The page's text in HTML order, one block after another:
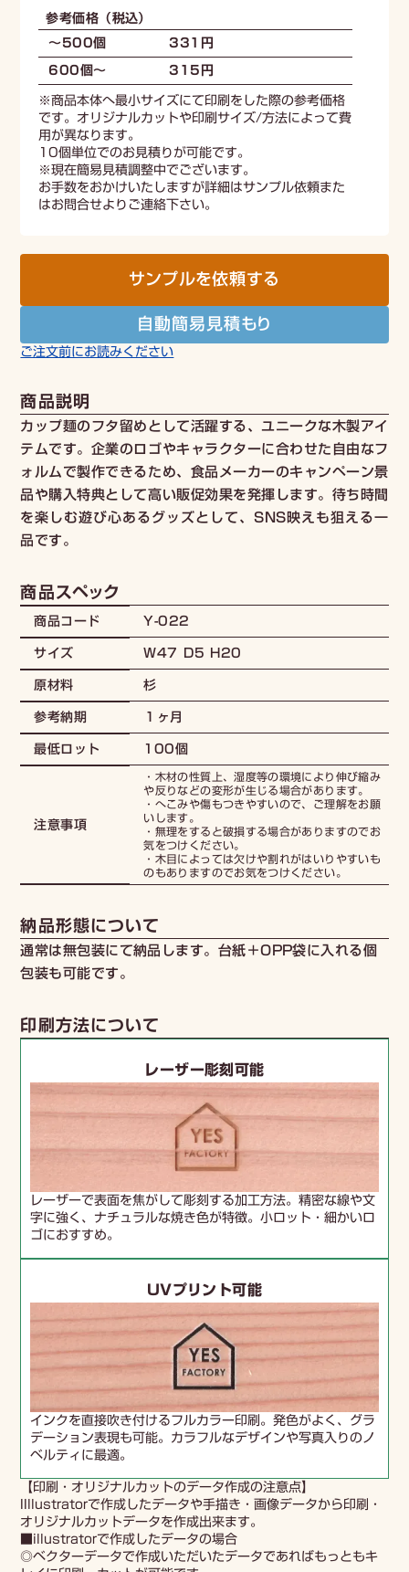
参考価格（税込）
～500個
331円
600個〜
315円
※商品本体へ最小サイズにて印刷をした際の参考価格
です。オリジナルカットや印刷サイズ/方法によって費
用が異なります。
10個単位でのお見積りが可能です。
※現在簡易見積調整中でございます。
お手数をおかけいたしますが詳細はサンプル依頼また
はお問合せよりご連絡下さい。
サンプルを依頼する
自動簡易見積もり
ご注文前にお読みください
商品説明
カップ麺のフタ留めとして活躍する、ユニークな木製アイ
テムです。企業のロゴやキャラクターに合わせた自由なフ
ォルムで製作できるため、食品メーカーのキャンペーン景
品や購入特典として高い販促効果を発揮します。待ち時間
を楽しむ遊び心あるグッズとして、SNS映えも狙える一
品です。
商品スペック
商品コード
Y-022
サイズ
W47 D5 H20
原材料
杉
参考納期
１ヶ月
最低ロット
100個
注意事項
・木材の性質上、湿度等の環境により伸び縮み
や反りなどの変形が生じる場合があります。
・へこみや傷もつきやすいので、ご理解をお願
いします。
・無理をすると破損する場合がありますのでお
気をつけください。
・木目によっては欠けや割れがはいりやすいも
のもありますのでお気をつけください。
納品形態について
通常は無包装にて納品します。台紙＋OPP袋に入れる個
包装も可能です。
印刷方法について
レーザー彫刻可能
レーザーで表面を焦がして彫刻する加工方法。精密な線や文
字に強く、ナチュラルな焼き色が特徴。小ロット・細かいロ
ゴにおすすめ。
UVプリント可能
インクを直接吹き付けるフルカラー印刷。発色がよく、グラ
デーション表現も可能。カラフルなデザインや写真入りのノ
ベルティに最適。
【印刷・オリジナルカットのデータ作成の注意点】
IIllustratorで作成したデータや手描き・画像データから印刷・
オリジナルカットデータを作成出来ます。
■illustratorで作成したデータの場合
◎ベクターデータで作成いただいたデータであればもっともキ